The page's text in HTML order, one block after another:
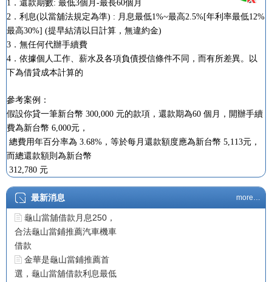
1．還款期數: 最低3個月-最長60個月
2．利息(以當舖法規定為準) : 月息最低1%~最高2.5%[年利率最低12%
最高30%] (提早結清以日計算，無違約金)
3．無任何代辦手續費
4．依據個人工作、薪水及各項負債授信條件不同，而有所差異。以
下為借貸成本計算的
參考案例：
假設你貸一筆新台幣 300,000 元的款項，還款期為60 個月，開辦手續
費為新台幣 6,000元，
總費用年百分率為 3.68%，等於每月還款額度應為新台幣 5,113元，
而總還款額則為新台幣
312,780 元
最新消息 more…
龜山當舖汽機車借款
龜山當舖合法經營汽機車
借款免留車
龜山當舖借款月息250，
合法龜山當鋪推薦汽車機車
借款
金華是龜山當鋪推薦首
選，龜山當舖借款利息最低
1%起 免押免保人